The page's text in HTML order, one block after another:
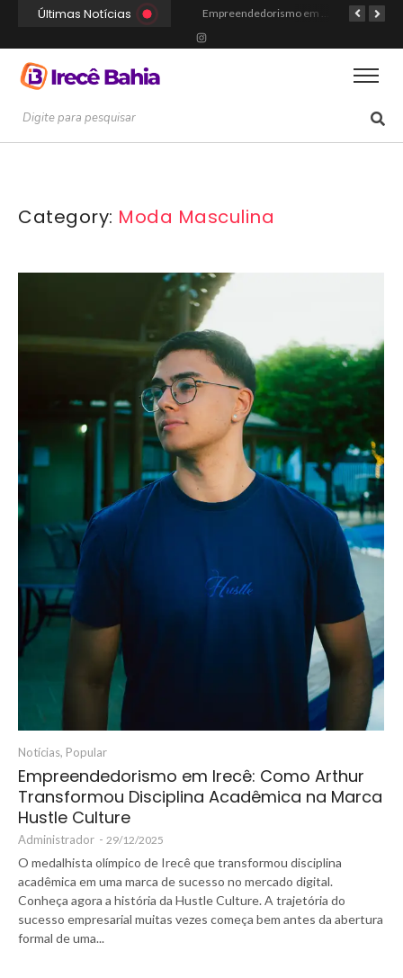
Últimas Notícias Empreendedorismo em Irecê: Como Arthur Transformou Disciplina Acadêmica na Marca Hustle Culture
Category: Moda Masculina
Notícias, Popular
Empreendedorismo em Irecê: Como Arthur
Transformou Disciplina Acadêmica na Marca
Hustle Culture
Administrador - 29/12/2025
O medalhista olímpico de Irecê que transformou disciplina
acadêmica em uma marca de sucesso no mercado digital.
Conheça agora a história da Hustle Culture. A trajetória do
sucesso empresarial muitas vezes começa bem antes da abertura
formal de uma...